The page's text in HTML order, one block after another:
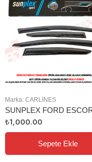
Marka: CARLINES
₺1,000.00
Sepete Ekle